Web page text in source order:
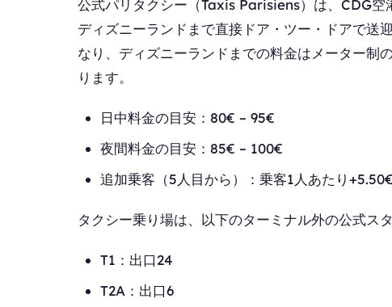
公式パリタクシー（Taxis Parisiens）は、CDG空
ディズニーランドまで直接ドア・ツー・ドアで送
なり、ディズニーランドまでの料金はメーター制
ります。
日中料金の目安：80€ – 95€
夜間料金の目安：85€ – 100€
追加乗客（5人目から）：乗客1人あたり+5.50€
タクシー乗り場は、以下のターミナル外の公式ス
T1：出口24
T2A：出口6